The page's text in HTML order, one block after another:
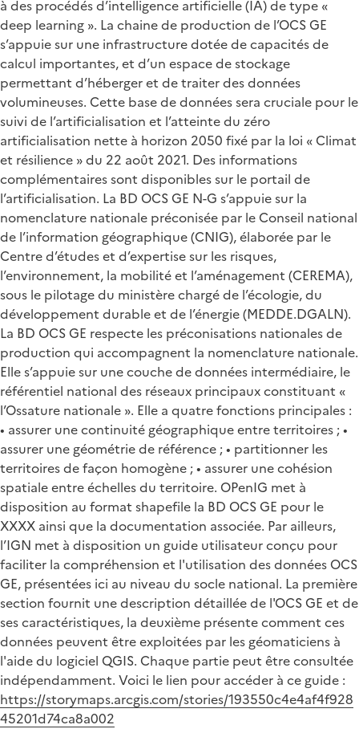
à des procédés d’intelligence artificielle (IA) de type «
deep learning ». La chaine de production de l’OCS GE
s’appuie sur une infrastructure dotée de capacités de
calcul importantes, et d’un espace de stockage
permettant d’héberger et de traiter des données
volumineuses. Cette base de données sera cruciale pour le
suivi de l’artificialisation et l’atteinte du zéro
artificialisation nette à horizon 2050 fixé par la loi « Climat
et résilience » du 22 août 2021. Des informations
complémentaires sont disponibles sur le portail de
l’artificialisation. La BD OCS GE N-G s’appuie sur la
nomenclature nationale préconisée par le Conseil national
de l’information géographique (CNIG), élaborée par le
Centre d’études et d’expertise sur les risques,
l’environnement, la mobilité et l’aménagement (CEREMA),
sous le pilotage du ministère chargé de l’écologie, du
développement durable et de l’énergie (MEDDE.DGALN).
La BD OCS GE respecte les préconisations nationales de
production qui accompagnent la nomenclature nationale.
Elle s’appuie sur une couche de données intermédiaire, le
référentiel national des réseaux principaux constituant «
l’Ossature nationale ». Elle a quatre fonctions principales :
• assurer une continuité géographique entre territoires ; •
assurer une géométrie de référence ; • partitionner les
territoires de façon homogène ; • assurer une cohésion
spatiale entre échelles du territoire. OPenIG met à
disposition au format shapefile la BD OCS GE pour le
XXXX ainsi que la documentation associée. Par ailleurs,
l’IGN met à disposition un guide utilisateur conçu pour
faciliter la compréhension et l'utilisation des données OCS
GE, présentées ici au niveau du socle national. La première
section fournit une description détaillée de l'OCS GE et de
ses caractéristiques, la deuxième présente comment ces
données peuvent être exploitées par les géomaticiens à
l'aide du logiciel QGIS. Chaque partie peut être consultée
indépendamment. Voici le lien pour accéder à ce guide :
https://storymaps.arcgis.com/stories/193550c4e4af4f928
45201d74ca8a002